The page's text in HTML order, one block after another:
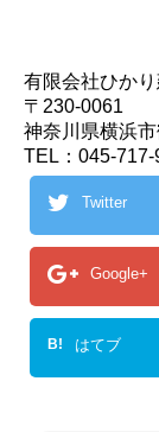
有限会社ひか
〒230-0061
神奈川県横浜
TEL：045-
Twitter
Google+
B! はてブ